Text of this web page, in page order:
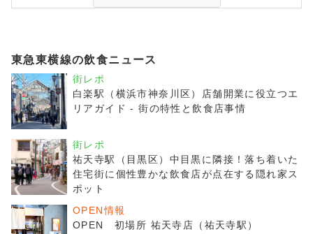
東急東横線の飲食ニュース
街レポ
白楽駅（横浜市神奈川区）店舗開業に役立つエ
リアガイド - 街の特性と飲食店事情
街レポ
祐天寺駅（目黒区）中目黒に隣接！落ち着いた
住宅街に個性豊かな飲食店が点在する隠れ家ス
ポット
OPEN情報
OPEN 初場所 祐天寺店（祐天寺駅）